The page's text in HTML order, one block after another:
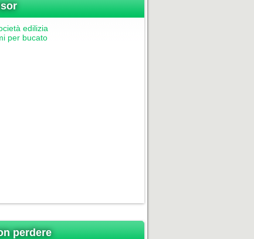
edilizia
per bucato
perdere